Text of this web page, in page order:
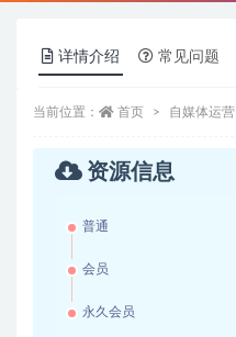
详情介绍 常见问题
当前位置： 首页 自媒体运营
资源信息
普通
会员
永久会员